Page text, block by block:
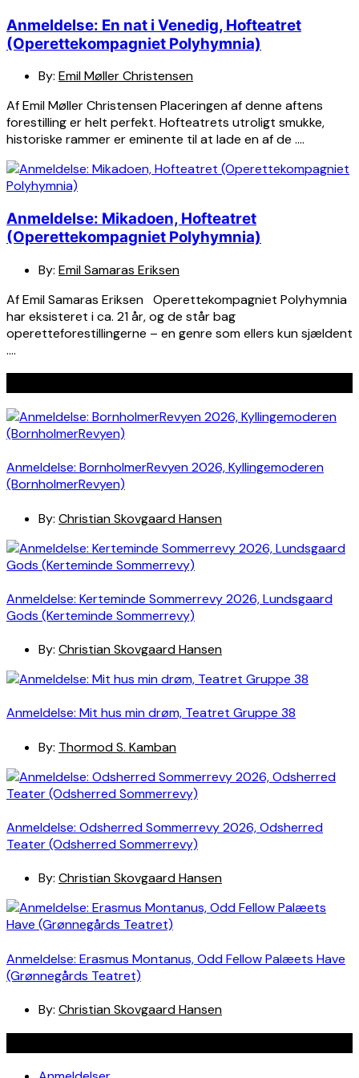
Anmeldelse: En nat i Venedig, Hofteatret
(Operettekompagniet Polyhymnia)
By: Emil Møller Christensen
Af Emil Møller Christensen Placeringen af denne aftens
forestilling er helt perfekt. Hofteatrets utroligt smukke,
historiske rammer er eminente til at lade en af de ….
Anmeldelse: Mikadoen, Hofteatret
(Operettekompagniet Polyhymnia)
By: Emil Samaras Eriksen
Af Emil Samaras Eriksen Operettekompagniet Polyhymnia
har eksisteret i ca. 21 år, og de står bag
operetteforestillingerne – en genre som ellers kun sjældent
….
Anmeldelse: BornholmerRevyen 2026, Kyllingemoderen
(BornholmerRevyen)
By: Christian Skovgaard Hansen
Anmeldelse: Kerteminde Sommerrevy 2026, Lundsgaard
Gods (Kerteminde Sommerrevy)
By: Christian Skovgaard Hansen
Anmeldelse: Mit hus min drøm, Teatret Gruppe 38
By: Thormod S. Kamban
Anmeldelse: Odsherred Sommerrevy 2026, Odsherred
Teater (Odsherred Sommerrevy)
By: Christian Skovgaard Hansen
Anmeldelse: Erasmus Montanus, Odd Fellow Palæets Have
(Grønnegårds Teatret)
By: Christian Skovgaard Hansen